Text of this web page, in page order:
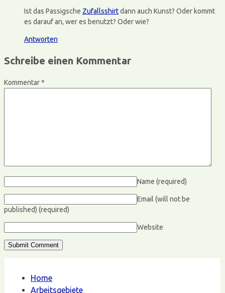
Ist das Passigsche Zufallsshirtdann auch Kunst? Oder kommt
es darauf an, wer es benutzt? Oder wie?
Antworten
Schreibe einen Kommentar
Kommentar*
Name (required)
Email (will not be
published) (required)
Website
Home
Arbeitsgebiete